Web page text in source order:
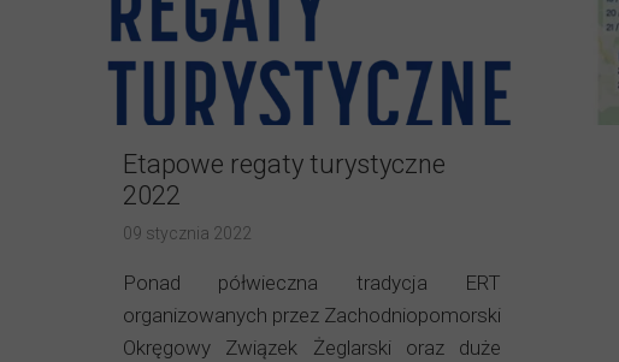
Etapowe regaty turystyczne
2022
09 stycznia 2022
Ponad półwieczna tradycja ERT
organizowanych przez Zachodniopomorski
Okręgowy Związek Żeglarski oraz duże